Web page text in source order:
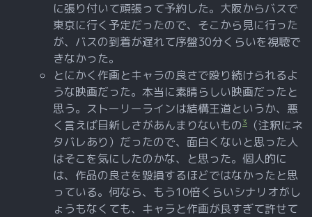
に張り付いて頑張って予約した。大阪からバスで
東京に行く予定だったので、そこから見に行った
が、バスの到着が遅れて序盤30分くらいを視聴で
きなかった。
とにかく作画とキャラの良さで殴り続けられるよ
うな映画だった。本当に素晴らしい映画だったと
思う。ストーリーラインは結構王道というか、悪
く言えば目新しさがあんまりないもの3
（注釈にネ
タバレあり）だったので、面白くないと思った人
はそこを気にしたのかな、と思った。個人的に
は、作品の良さを毀損するほどではなかったと思
っている。何なら、もう10倍くらいシナリオがし
ょうもなくても、キャラと作画が良すぎて許せて